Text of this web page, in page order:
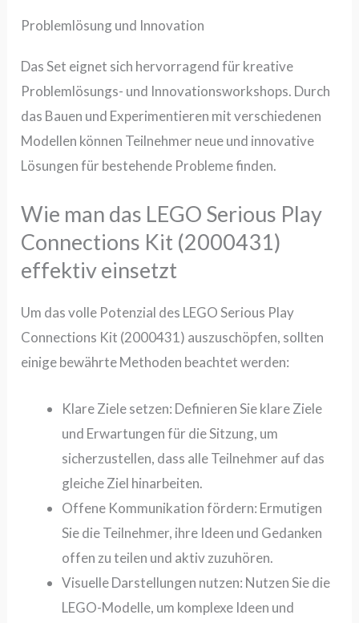
Problemlösung und Innovation
Das Set eignet sich hervorragend für kreative
Problemlösungs- und Innovationsworkshops. Durch
das Bauen und Experimentieren mit verschiedenen
Modellen können Teilnehmer neue und innovative
Lösungen für bestehende Probleme finden.
Wie man das LEGO Serious Play
Connections Kit (2000431)
effektiv einsetzt
Um das volle Potenzial des LEGO Serious Play
Connections Kit (2000431) auszuschöpfen, sollten
einige bewährte Methoden beachtet werden:
Klare Ziele setzen: Definieren Sie klare Ziele
und Erwartungen für die Sitzung, um
sicherzustellen, dass alle Teilnehmer auf das
gleiche Ziel hinarbeiten.
Offene Kommunikation fördern: Ermutigen
Sie die Teilnehmer, ihre Ideen und Gedanken
offen zu teilen und aktiv zuzuhören.
Visuelle Darstellungen nutzen: Nutzen Sie die
LEGO-Modelle, um komplexe Ideen und